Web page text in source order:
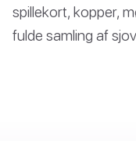
spillekort, kopper,
fulde samling af